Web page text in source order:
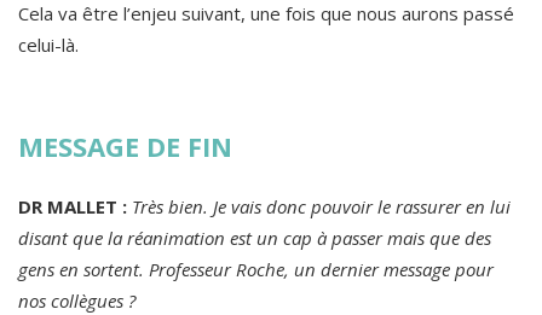
Cela va être l’enjeu suivant, une fois que nous aurons passé
celui-là.
MESSAGE DE FIN
DR MALLET : Très bien. Je vais donc pouvoir le rassurer en lui
disant que la réanimation est un cap à passer mais que des
gens en sortent. Professeur Roche, un dernier message pour
nos collègues ?